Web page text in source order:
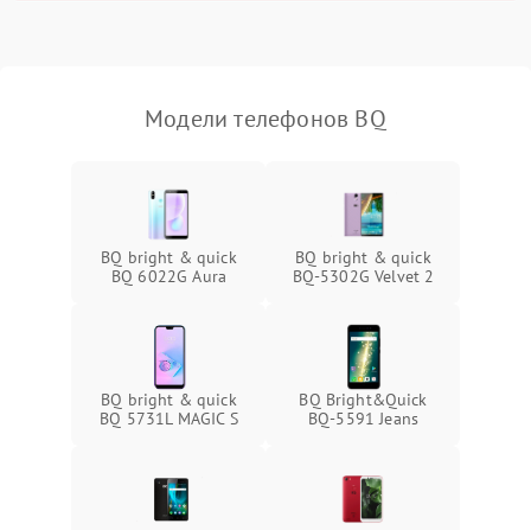
Модели телефонов BQ
BQ bright & quick
BQ 6022G Aura
BQ bright & quick
BQ-5302G Velvet 2
BQ bright & quick
BQ 5731L MAGIC S
BQ Bright&Quick
BQ-5591 Jeans